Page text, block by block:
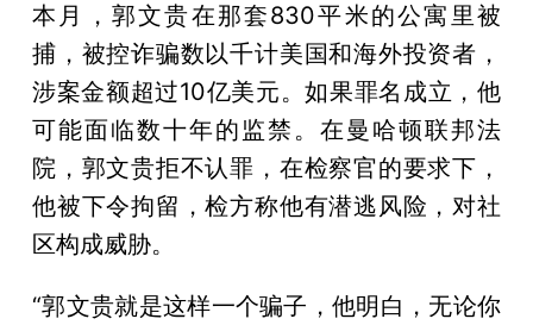
本月，郭文贵在那套830平米的公寓里被
捕，被控诈骗数以千计美国和海外投资者，
涉案金额超过10亿美元。如果罪名成立，他
可能面临数十年的监禁。在曼哈顿联邦法
院，郭文贵拒不认罪，在检察官的要求下，
他被下令拘留，检方称他有潜逃风险，对社
区构成威胁。
“郭文贵就是这样一个骗子，他明白，无论你